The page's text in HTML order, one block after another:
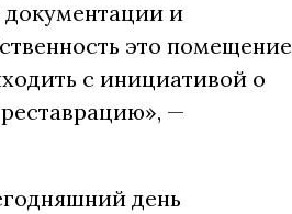
и
это помещение
с инициативой о
—
день